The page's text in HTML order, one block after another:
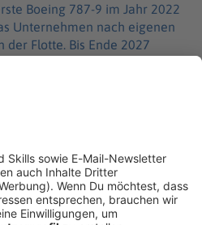
Boeing 787-9 im Jahr 2022
Unternehmen nach eigenen
Flotte. Bis Ende 2027
Reiseerlebnis».
Fraport hat der
auf den Flugverkehr.